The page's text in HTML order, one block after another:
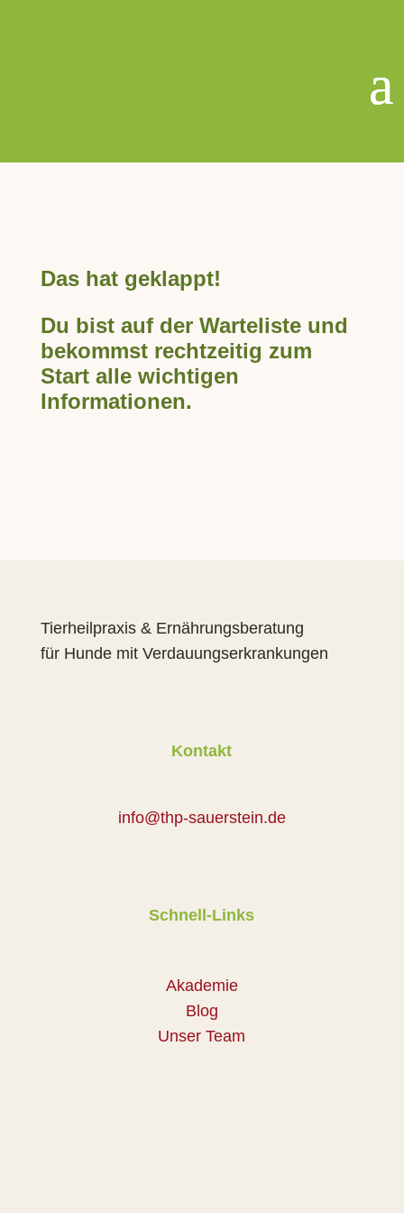
Das hat geklappt!
Du bist auf der Warteliste und
bekommst rechtzeitig zum
Start alle wichtigen
Informationen.
Tierheilpraxis & Ernährungsberatung
für Hunde mit Verdauungserkrankungen
Kontakt
info@thp-sauerstein.de
Schnell-Links
Akademie
Blog
Unser Team